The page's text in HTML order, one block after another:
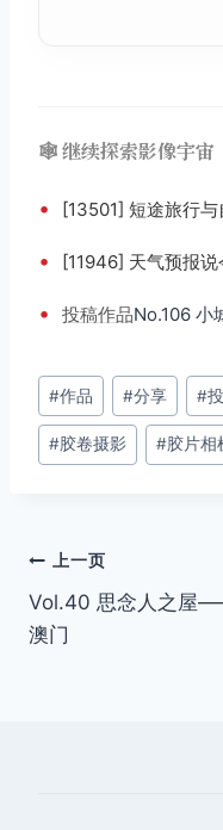
🕸️ 继续探索影像宇宙
• [13501] 短途旅行与
• [11946] 天气预报
• 投稿作品No.106 小
文
章
标
#作品 #分享 #
#胶卷摄影 #胶片相
文
章
上一页
Vol.40 思念人之屋
澳门